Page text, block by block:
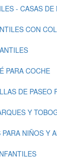
- CASAS DE
CON
PARA COCHE
DE PASEO
Y
NIÑOS Y